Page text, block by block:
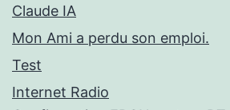
Claude IA
Mon Ami a perdu son emploi.
Test
Internet Radio